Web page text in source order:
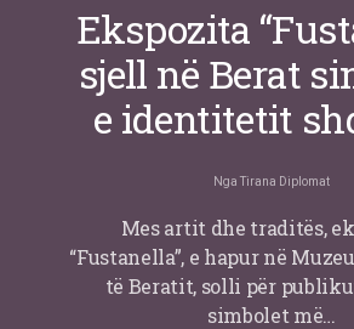
Ekspozita
sjell në Berat
e identitetit
Nga Tirana Diplomat
Mes artit dhe traditës,
“Fustanella”, e hapur në
të Beratit, solli për
simbolet më…